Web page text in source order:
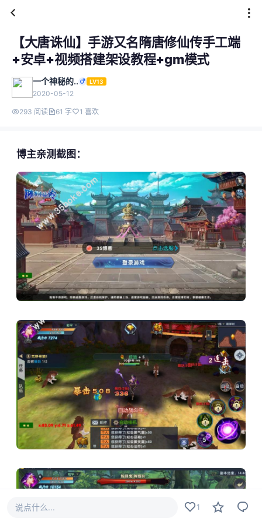
【大唐诛仙】手游又名隋唐修仙传手工端
+安卓+视频搭建架设教程+gm模式
一个神秘的.. LV13
2020-05-12
293 阅读 61 字 1 喜欢
博主亲测截图：
说点什么... 1